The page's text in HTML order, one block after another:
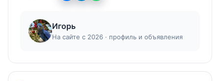
искрометное жизнелюбие. Птенцы-выкормыши
открытостью миру; они впитывают эмоции
владельца, словно губка, отвечая на доброту
"считывать" настроение, становясь то
Игорь
На сайте с 2026 · профиль и объявления